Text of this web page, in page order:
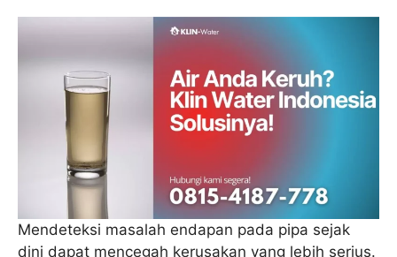
Mendeteksi masalah endapan pada pipa sejak
dini dapat mencegah kerusakan yang lebih serius.